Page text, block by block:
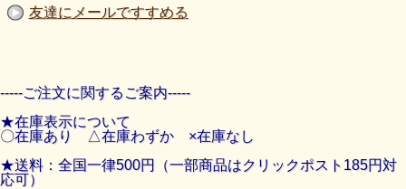
友達にメールですすめる
-----ご注文に関するご案内-----
★在庫表示について
〇在庫あり △在庫わずか ×在庫なし
★送料：全国一律500円（一部商品はクリックポスト185円対
応可）